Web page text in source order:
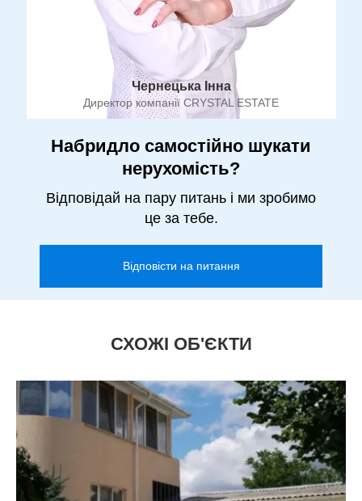
Чернецька Інна
Директор компанії CRYSTAL ESTATE
Набридло самостійно шукати
нерухомість?
Відповідай на пару питань і ми зробимо
це за тебе.
Відповісти на питання
СХОЖІ ОБ'ЄКТИ